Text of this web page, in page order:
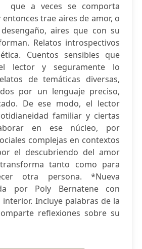
que a veces se comporta
trae aires de amor, o
aires que con su
Relatos introspectivos
Cuentos sensibles que
lector y seguramente lo
de temáticas diversas,
por un lenguaje preciso,
De ese modo, el lector
familiar y ciertas
en ese núcleo, por
complejas en contextos
el descubriendo del amor
tanto como para
otra persona. *Nueva
por Poly Bernatene con
Incluye palabras de la
reflexiones sobre su